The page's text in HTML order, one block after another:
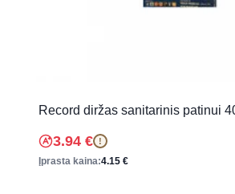
Record diržas sanitarinis patinui
3.94 € !
Įprasta kaina:4.15 €